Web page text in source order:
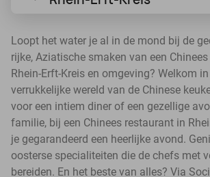
Loopt het water je al in de mond bij de
rijke, Aziatische smaken van een
Rhein-Erft-Kreis en omgeving? Welkom
verrukkelijke wereld van de Chinese
voor een intiem diner of een gezellige
familie, bij een Chinees restaurant in
je gegarandeerd een heerlijke avond.
oosterse specialiteiten die de chefs met
bereiden. En het beste van alles? Via